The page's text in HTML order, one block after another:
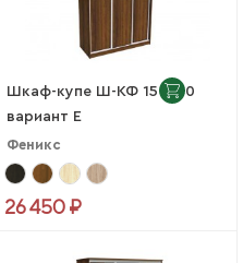
Шкаф-купе Ш-КФ 15-450
вариант E
Феникс
26 450 ₽